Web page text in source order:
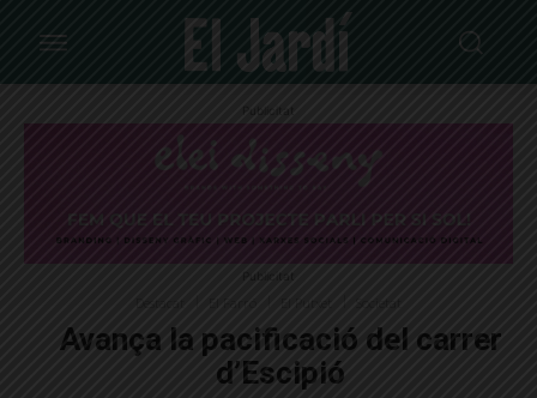
Publicitat
Publicitat
Avança la pacificació del carrer
d’Escipió